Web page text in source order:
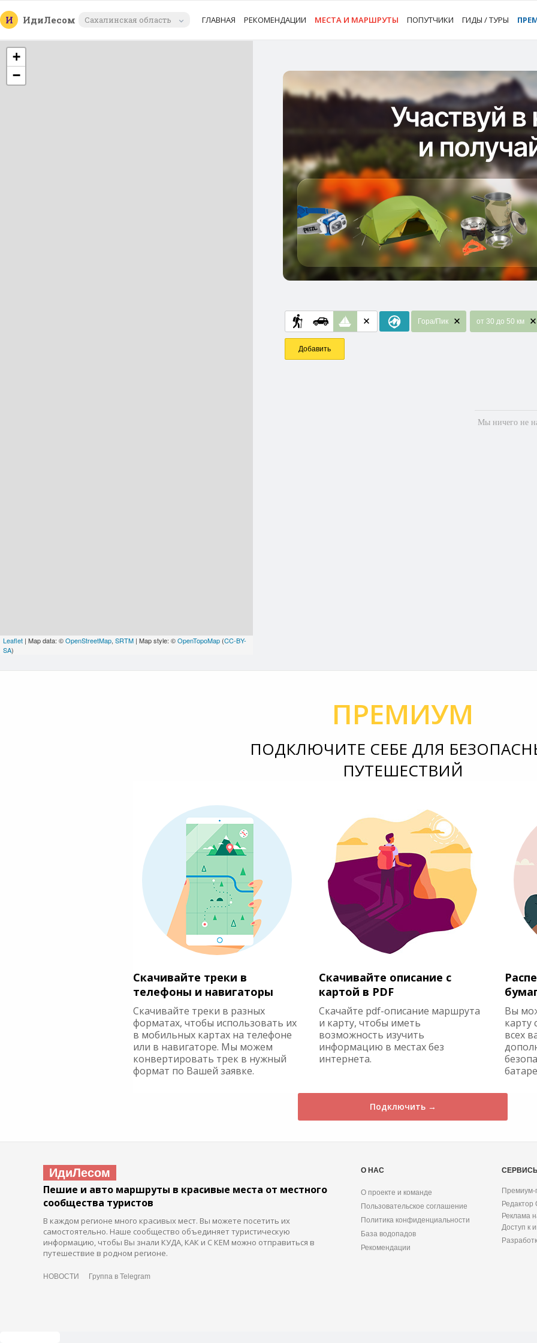
И ИдиЛесом Сахалинская область ГЛАВНАЯ РЕКОМЕНДАЦИИ МЕСТА И МАРШРУТЫ ПОПУТЧИКИ ГИДЫ / ТУРЫ
+
−
Leaflet | Map data: ©OpenStreetMap, SRTM | Map style: ©OpenTopoMap (CC-BY-
SA)
Гора/Пик от 30 до 50 км
Добавить
Мы ничего не
ПРЕМИУМ
ПОДКЛЮЧИТЕ СЕБЕ ДЛЯ
ПУТЕШЕСТВИЙ
Скачивайте треки в
телефоны и навигаторы
Скачивайте треки в разных
форматах, чтобы использовать их
в мобильных картах на телефоне
или в навигаторе. Мы можем
конвертировать трек в нужный
формат по Вашей заявке.
Скачивайте описание с
картой в PDF
Скачайте pdf-описание маршрута
и карту, чтобы иметь
возможность изучить
информацию в местах без
интернета.
Вы
карту
всех
Подключить →
ИдиЛесом
Пешие и авто маршруты в красивые места от местного
сообщества туристов
В каждом регионе много красивых мест. Вы можете посетить их
самостоятельно. Наше сообщество объединяет туристическую
информацию, чтобы Вы знали КУДА, КАК и С КЕМ можно отправиться в
путешествие в родном регионе.
НОВОСТИ Группа в Telegram
О НАС
О проекте и команде
Пользовательское соглашение
Политика конфиденциальности
База водопадов
Рекомендации
Премиум-
Редактор
Реклама
Доступ к